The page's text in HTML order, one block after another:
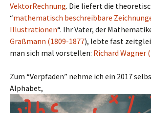
VektorRechnung. Die liefert die
“mathematisch beschreibbare
Illustrationen“. Ihr Vater, der
Graßmann (1809-1877), lebte fast
man sich mal vorstellen: Richard Wagner
Zum “Verpfaden” nehme ich ein 2017
Alphabet,